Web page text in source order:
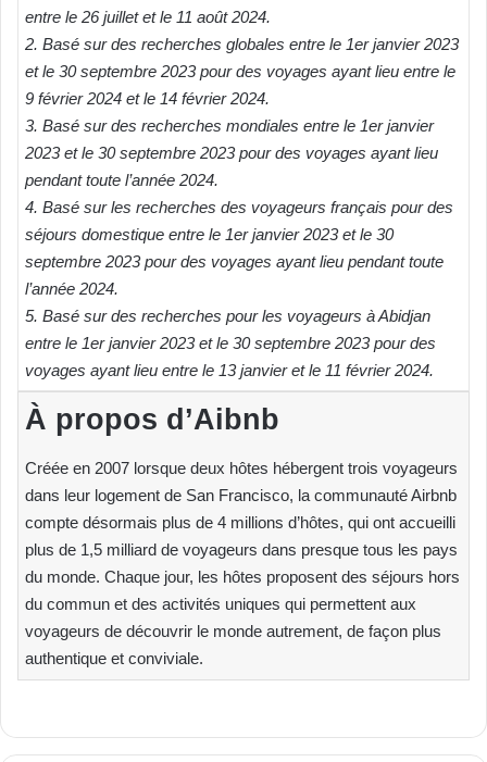
entre le 26 juillet et le 11 août 2024.
2. Basé sur des recherches globales entre le 1er janvier 2023
et le 30 septembre 2023 pour des voyages ayant lieu entre le
9 février 2024 et le 14 février 2024.
3. Basé sur des recherches mondiales entre le 1er janvier
2023 et le 30 septembre 2023 pour des voyages ayant lieu
pendant toute l’année 2024.
4. Basé sur les recherches des voyageurs français pour des
séjours domestique entre le 1er janvier 2023 et le 30
septembre 2023 pour des voyages ayant lieu pendant toute
l’année 2024.
5. Basé sur des recherches pour les voyageurs à Abidjan
entre le 1er janvier 2023 et le 30 septembre 2023 pour des
voyages ayant lieu entre le 13 janvier et le 11 février 2024.
À propos d’Aibnb
Créée en 2007 lorsque deux hôtes hébergent trois voyageurs
dans leur logement de San Francisco, la communauté Airbnb
compte désormais plus de 4 millions d’hôtes, qui ont accueilli
plus de 1,5 milliard de voyageurs dans presque tous les pays
du monde. Chaque jour, les hôtes proposent des séjours hors
du commun et des activités uniques qui permettent aux
voyageurs de découvrir le monde autrement, de façon plus
authentique et conviviale.